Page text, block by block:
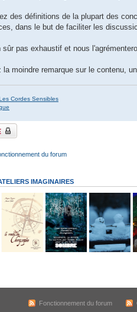
des définitions de la plupart des
dans le but de faciliter les
sûr pas exhaustif et nous
moindre remarque sur le contenu,
Cordes Sensibles
du forum
IMAGINAIRES
Fonctionnement du forum